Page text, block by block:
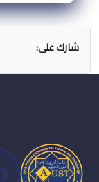
شارك على: